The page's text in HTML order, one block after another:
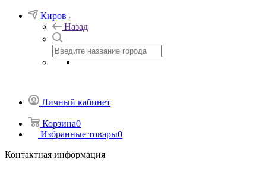
Киров
Назад
Личный кабинет
Корзина0
Избранные товары0
Контактная информация